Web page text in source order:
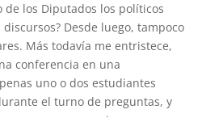
de los Diputados los políticos
Desde luego, tampoco
Más todavía me entristece,
conferencia en una
uno o dos estudiantes
el turno de preguntas, y